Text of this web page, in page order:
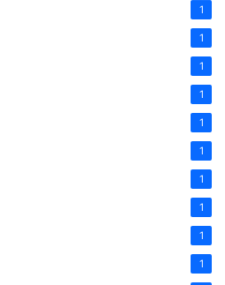
1
1
1
1
1
1
1
1
1
1